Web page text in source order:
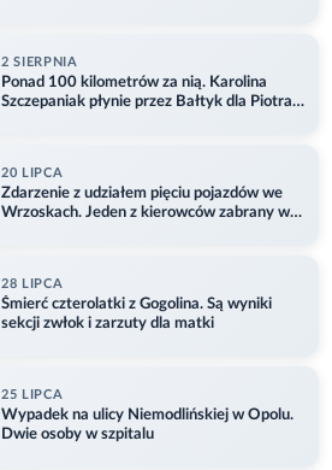
2 SIERPNIA
Ponad 100 kilometrów za nią. Karolina
Szczepaniak płynie przez Bałtyk dla Piotra.
20 LIPCA
Zdarzenie z udziałem pięciu pojazdów we
Wrzoskach. Jeden z kierowców zabrany w
28 LIPCA
Śmierć czterolatki z Gogolina. Są wyniki
sekcji zwłok i zarzuty dla matki
25 LIPCA
Wypadek na ulicy Niemodlińskiej w Opolu.
Dwie osoby w szpitalu